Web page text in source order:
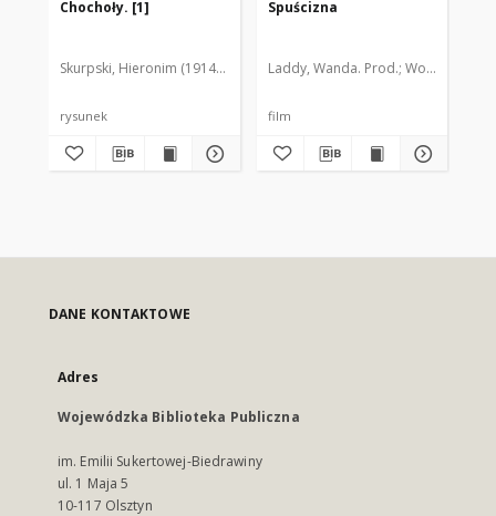
Chochoły. [1]
Skurpski, Hieronim (1914-2006)
rysunek
Spuścizna
Laddy, Wanda. Prod. Wojnach,
film
DANE KONTAKTOWE
Adres
Wojewódzka Biblioteka Publiczna
im. Emilii Sukertowej-Biedrawiny
ul. 1 Maja 5
10-117 Olsztyn